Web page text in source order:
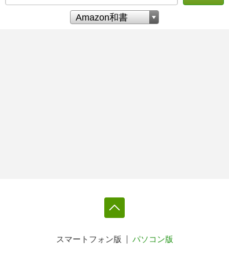
スマートフォン版 パソコン版